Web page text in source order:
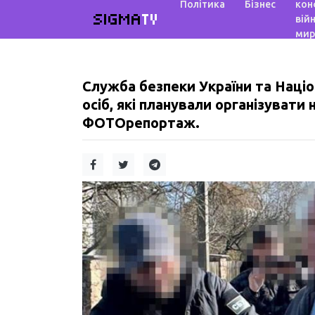
SIGMATV
Політика Бізнес
мир
Служба безпеки України та
осіб, які планували
ФОТОрепортаж.